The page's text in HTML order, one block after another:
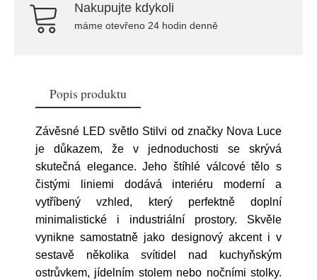
Nakupujte kdykoli
máme otevřeno 24 hodin denně
Popis produktu
Závěsné LED světlo Stilvi od značky Nova Luce
je důkazem, že v jednoduchosti se skrývá
skutečná elegance. Jeho štíhlé válcové tělo s
čistými liniemi dodává interiéru moderní a
vytříbený vzhled, který perfektně doplní
minimalistické i industriální prostory. Skvěle
vynikne samostatně jako designový akcent i v
sestavě několika svítidel nad kuchyňským
ostrůvkem, jídelním stolem nebo nočními stolky.